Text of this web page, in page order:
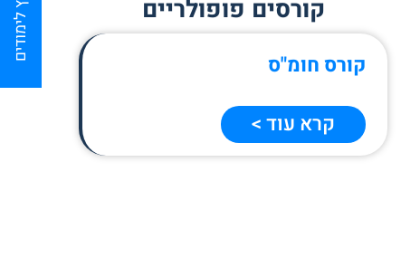
קורסים פופולריים
קורס חומ"ס
קרא עוד >